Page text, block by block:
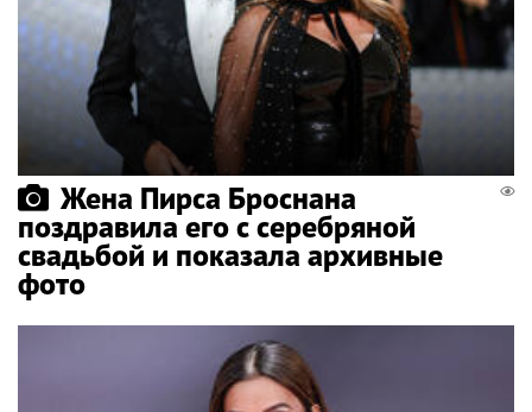
Жена Пирса Броснана
поздравила его с серебряной
свадьбой и показала архивные
фото